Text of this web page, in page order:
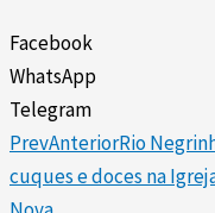
Facebook
WhatsApp
Telegram
PrevAnteriorRio
cuques e doces na